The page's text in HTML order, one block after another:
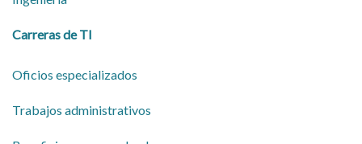
Carreras de TI
Oficios especializados
Trabajos administrativos